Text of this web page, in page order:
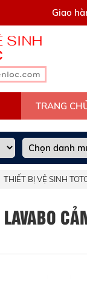
Giao
TRANG
THIẾT BỊ VỆ SINH